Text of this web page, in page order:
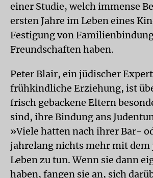
einer Studie, welch immense
ersten Jahre im Leben eines
Festigung von
Freundschaften haben.
Peter Blair, ein jüdischer
frühkindliche Erziehung, ist
frisch gebackene Eltern
sind, ihre Bindung ans
»Viele hatten nach ihrer Bar-
jahrelang nichts mehr mit dem
Leben zu tun. Wenn sie dann
haben, fangen sie an, sich